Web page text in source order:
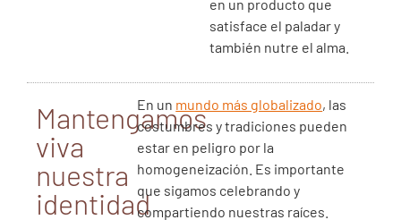
en un producto que
satisface el paladar y
también nutre el alma.
Mantengamos
viva
nuestra
identidad
En un mundo más globalizado, las
costumbres y tradiciones pueden
estar en peligro por la
homogeneización. Es importante
que sigamos celebrando y
compartiendo nuestras raíces.